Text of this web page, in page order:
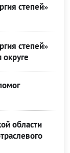
степей»
степей»
области